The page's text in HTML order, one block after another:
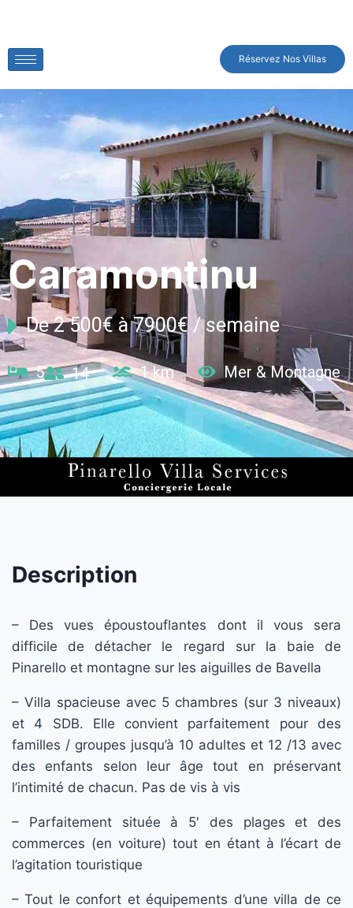
Réservez Nos Villas
Caramontinu
De 2 500€ à 7900€ / semaine
5 14 1 km Mer & Montagne
Description
– Des vues époustouflantes dont il vous sera
difficile de détacher le regard sur la baie de
Pinarello et montagne sur les aiguilles de Bavella
– Villa spacieuse avec 5 chambres (sur 3 niveaux)
et 4 SDB. Elle convient parfaitement pour des
familles / groupes jusqu’à 10 adultes et 12 /13 avec
des enfants selon leur âge tout en préservant
l’intimité de chacun. Pas de vis à vis
– Parfaitement située à 5′ des plages et des
commerces (en voiture) tout en étant à l’écart de
l’agitation touristique
– Tout le confort et équipements d’une villa de ce